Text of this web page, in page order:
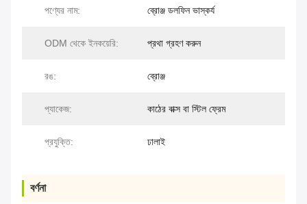
পণ্যের নাম: ব্রোঞ্জ ডলফিন ভাস্কর্য
ODM থেকে ইনকয়েরি: প্রথা গ্রহণ করুন
রঙ: ব্রোঞ্জ
প্যাকেজ: কাঠের বাক্স বা স্টিল ফ্রেম
প্রযুক্তি: ঢালাই
বর্ণনা